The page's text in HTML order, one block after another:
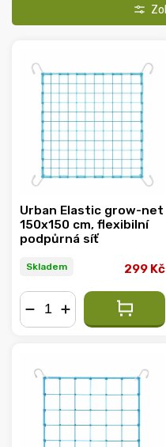
Urban Elastic grow-net
150x150 cm, flexibilní
podpůrná síť
Skladem 299 Kč